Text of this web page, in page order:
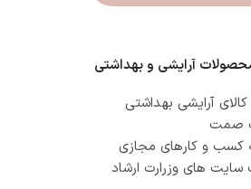
محصولات آرایشی و بهداشتی
آرایشی بهداشتی
صمت
کسب و کارهای مجازی
های وزرارت ارشاد